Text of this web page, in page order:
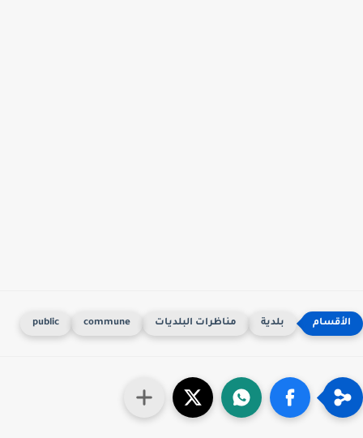
بلدية مناظرات البلديات commune
public